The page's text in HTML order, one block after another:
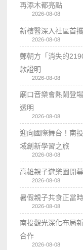
再添木都亮點
2026-08-08
新樓醫深入社區首
2026-08-08
鄭朝方「消失的
款證明
2026-08-08
廟口音樂會熱鬧登
透明
2026-08-08
迎向國際舞台！南
域創新學習之旅
2026-08-08
高雄親子遊樂園開
2026-08-08
暑假親子共食正當
2026-08-08
南投觀光深化布局
合作
2026-08-08